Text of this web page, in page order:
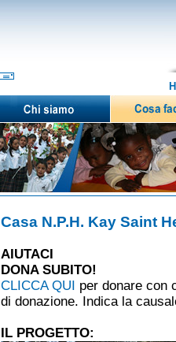
Casa N.P.H. Kay Saint
AIUTACI
DONA SUBITO!
CLICCA QUI per donare con
di donazione. Indica la
IL PROGETTO: